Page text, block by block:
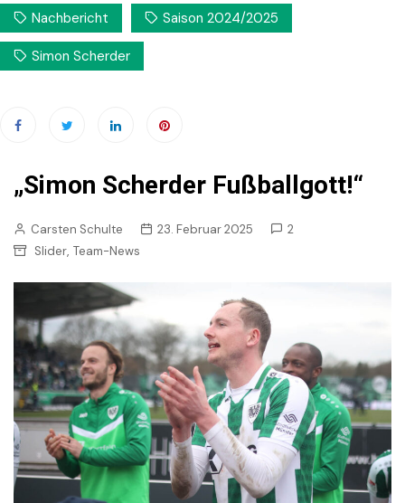
„Simon Scherder Fußballgott!“
Carsten Schulte 23. Februar 2025
2
Slider, Team-News
Nachbericht Saison 2024/2025
Simon Scherder